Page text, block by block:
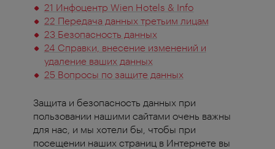
21 Инфоцентр Wien Hotels & Info
22 Передача данных третьим лицам
23 Безопасность данных
24 Справки, внесение изменений и
удаление ваших данных
25 Вопросы по защите данных
Защита и безопасность данных при
пользовании нашими сайтами очень важны
для нас, и мы хотели бы, чтобы при
посещении наших страниц в Интернете вы